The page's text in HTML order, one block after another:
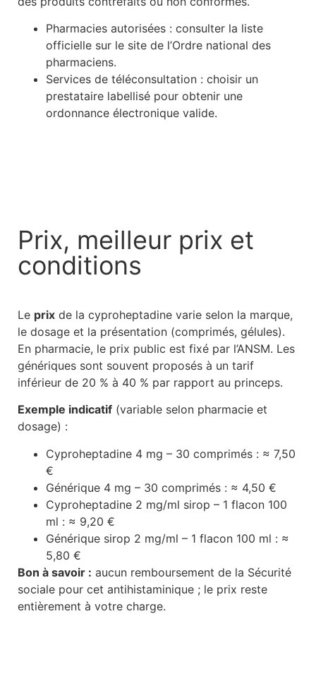
Pharmacies autorisées : consulter la liste
officielle sur le site de l’Ordre national des
pharmaciens.
Services de téléconsultation : choisir un
prestataire labellisé pour obtenir une
ordonnance électronique valide.
Prix, meilleur prix et
conditions
Le prix de la cyproheptadine varie selon la marque,
le dosage et la présentation (comprimés, gélules).
En pharmacie, le prix public est fixé par l’ANSM. Les
génériques sont souvent proposés à un tarif
inférieur de 20 % à 40 % par rapport au princeps.
Exemple indicatif (variable selon pharmacie et
dosage) :
Cyproheptadine 4 mg – 30 comprimés : ≈ 7,50
€
Générique 4 mg – 30 comprimés : ≈ 4,50 €
Cyproheptadine 2 mg/ml sirop – 1 flacon 100
ml : ≈ 9,20 €
Générique sirop 2 mg/ml – 1 flacon 100 ml : ≈
5,80 €
Bon à savoir : aucun remboursement de la Sécurité
sociale pour cet antihistaminique ; le prix reste
entièrement à votre charge.